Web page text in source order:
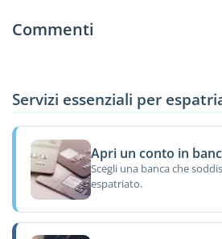
Commenti
Servizi essenziali per
Apri un conto in
Scegli una banca che
espatriato.